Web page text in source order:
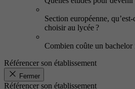
Section européenne,
choisir au lycée ?
Combien coûte un
Référencer son établissement
Fermer
Référencer son établissement